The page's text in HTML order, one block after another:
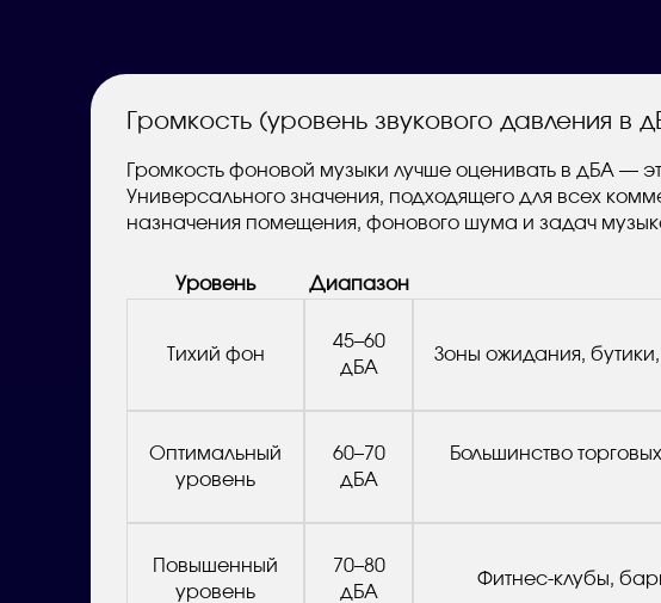
Громкость (уровень звукового давления в
Громкость фоновой музыки лучше оценивать в дБА —
Универсального значения, подходящего для всех
назначения помещения, фонового шума и задач
Уровень Диапазон
Тихий фон
45–60
дБА
Зоны ожидания,
Оптимальный
уровень
60–70
дБА
Большинство
Повышенный
уровень
70–80
дБА
Фитнес-клубы,